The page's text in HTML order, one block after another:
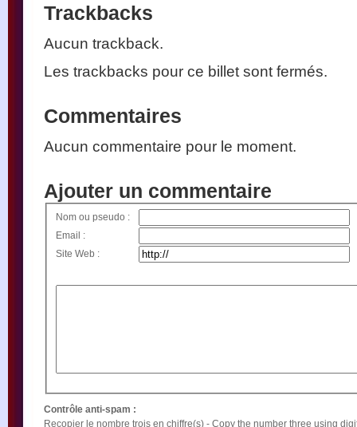
Trackbacks
Aucun trackback.
Les trackbacks pour ce billet sont fermés.
Commentaires
Aucun commentaire pour le moment.
Ajouter un commentaire
Nom ou pseudo :
Email :
Site Web :
Contrôle anti-spam :
Recopier le nombre trois en chiffre(s) - Copy the number three using